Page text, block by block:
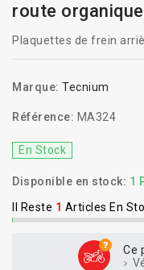
route
Plaquettes de frein
Marque: Tecnium
Référence: MA324
En Stock
Disponible en stock: 1
Il Reste 1 Articles En
Ce